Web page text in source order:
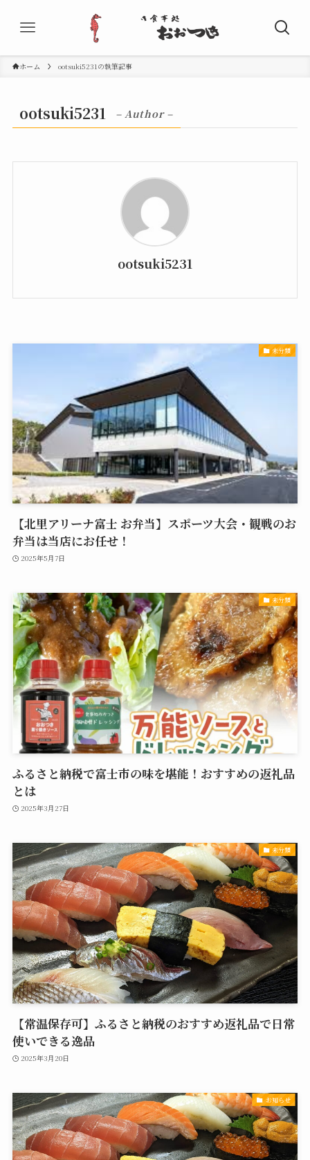
ホーム ootsuki5231の執筆記事
ootsuki5231 – Author –
ootsuki5231
未分類
【北里アリーナ富士 お弁当】スポーツ大会・観戦のお
弁当は当店にお任せ！
2025年5月7日
未分類
ふるさと納税で富士市の味を堪能！おすすめの返礼品
とは
2025年3月27日
未分類
【常温保存可】ふるさと納税のおすすめ返礼品で日常
使いできる逸品
2025年3月20日
お知らせ